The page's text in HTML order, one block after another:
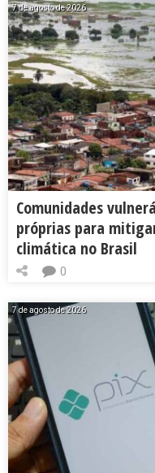
7 de agosto de 2026
Comunidades
próprias para
climática no Brasil
0
7 de agosto de 2026